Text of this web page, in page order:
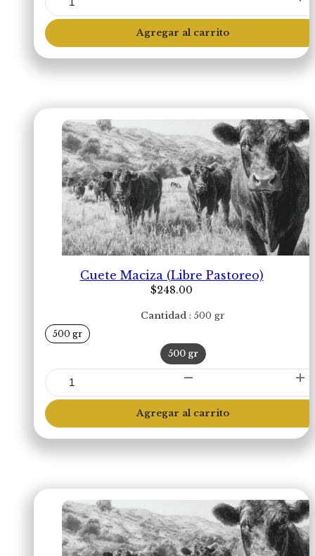
Cubo
Brochetas
(Libre
Pastoreo)
cantidad
Agregar al carrito
Cuete Maciza (Libre Pastoreo)
$248.00
Cantidad 500 gr
500 gr
500 gr
Cuete
Maciza
(Libre
Pastoreo)
cantidad
Agregar al carrito